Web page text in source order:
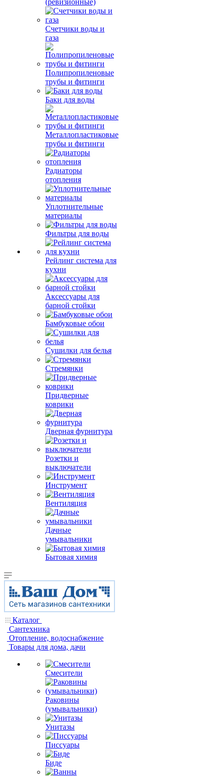
(ревизионные)
Счетчики воды и
газа
Полипропиленовые
трубы и фитинги
Баки для воды
Металлопластиковые
трубы и фитинги
Радиаторы
отопления
Уплотнительные
материалы
Фильтры для воды
Рейлинг система для
кухни
Аксессуары для
барной стойки
Бамбуковые обои
Сушилки для белья
Стремянки
Придверные
коврики
Дверная фурнитура
Розетки и
выключатели
Инструмент
Вентиляция
Дачные
умывальники
Бытовая химия
Каталог
Сантехника
Отопление, водоснабжение
Товары для дома, дачи
Смесители
Раковины
(умывальники)
Унитазы
Писсуары
Биде